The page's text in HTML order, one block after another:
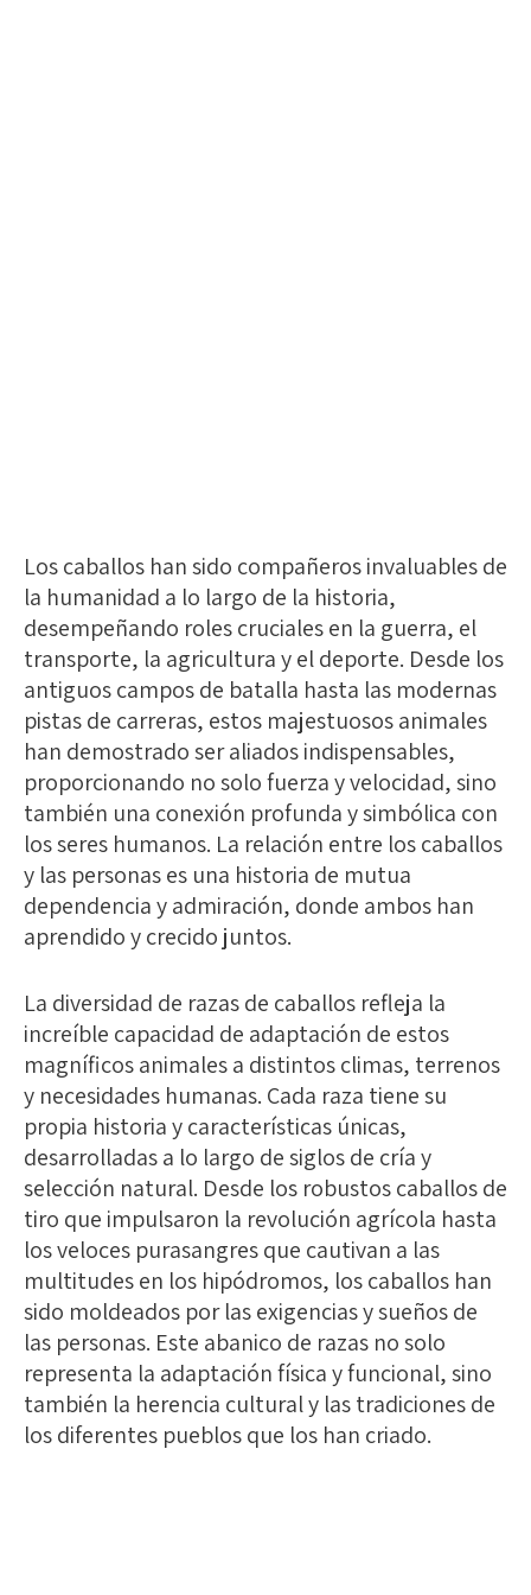
Los caballos han sido compañeros invaluables de
la humanidad a lo largo de la historia,
desempeñando roles cruciales en la guerra, el
transporte, la agricultura y el deporte. Desde los
antiguos campos de batalla hasta las modernas
pistas de carreras, estos majestuosos animales
han demostrado ser aliados indispensables,
proporcionando no solo fuerza y velocidad, sino
también una conexión profunda y simbólica con
los seres humanos. La relación entre los caballos
y las personas es una historia de mutua
dependencia y admiración, donde ambos han
aprendido y crecido juntos.
La diversidad de razas de caballos refleja la
increíble capacidad de adaptación de estos
magníficos animales a distintos climas, terrenos
y necesidades humanas. Cada raza tiene su
propia historia y características únicas,
desarrolladas a lo largo de siglos de cría y
selección natural. Desde los robustos caballos de
tiro que impulsaron la revolución agrícola hasta
los veloces purasangres que cautivan a las
multitudes en los hipódromos, los caballos han
sido moldeados por las exigencias y sueños de
las personas. Este abanico de razas no solo
representa la adaptación física y funcional, sino
también la herencia cultural y las tradiciones de
los diferentes pueblos que los han criado.